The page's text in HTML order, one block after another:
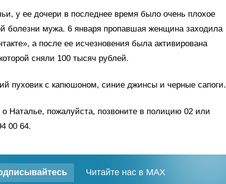
у ее дочери в последнее время было очень плохое
болезни мужа. 6 января пропавшая женщина заходила
а после ее исчезновения была активирована
сняли 100 тысяч рублей.
пуховик с капюшоном, синие джинсы и черные сапоги.
о Наталье, пожалуйста, позвоните в полицию 02 или
00 64.
Читайте нас в MAX